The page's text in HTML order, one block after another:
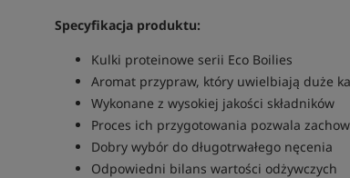
Specyfikacja produktu:
Kulki proteinowe serii Eco Boilies
Aromat przypraw, który uwielbiają duże
Wykonane z wysokiej jakości składników
Proces ich przygotowania pozwala
Dobry wybór do długotrwałego nęcenia
Odpowiedni bilans wartości odżywczych